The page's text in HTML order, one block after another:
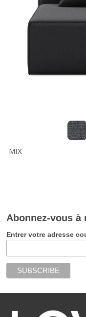
MIX
Abonnez-vous
Entrer votre adresse